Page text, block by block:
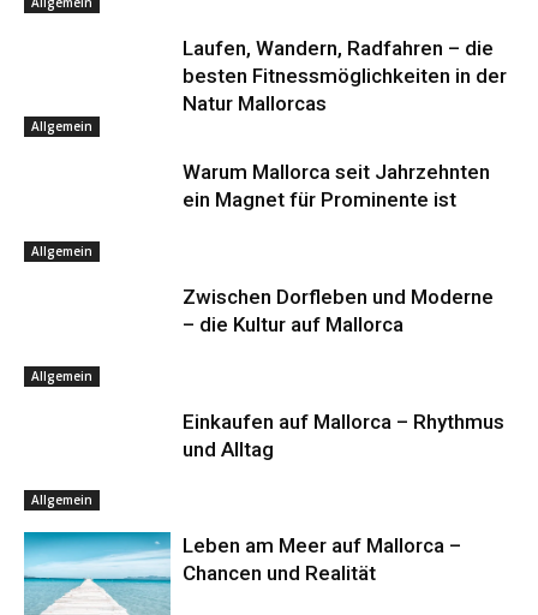
Allgemein
Laufen, Wandern, Radfahren – die
besten Fitnessmöglichkeiten in der
Natur Mallorcas
Allgemein
Warum Mallorca seit Jahrzehnten
ein Magnet für Prominente ist
Allgemein
Zwischen Dorfleben und Moderne
– die Kultur auf Mallorca
Allgemein
Einkaufen auf Mallorca – Rhythmus
und Alltag
Leben am Meer auf Mallorca –
Chancen und Realität